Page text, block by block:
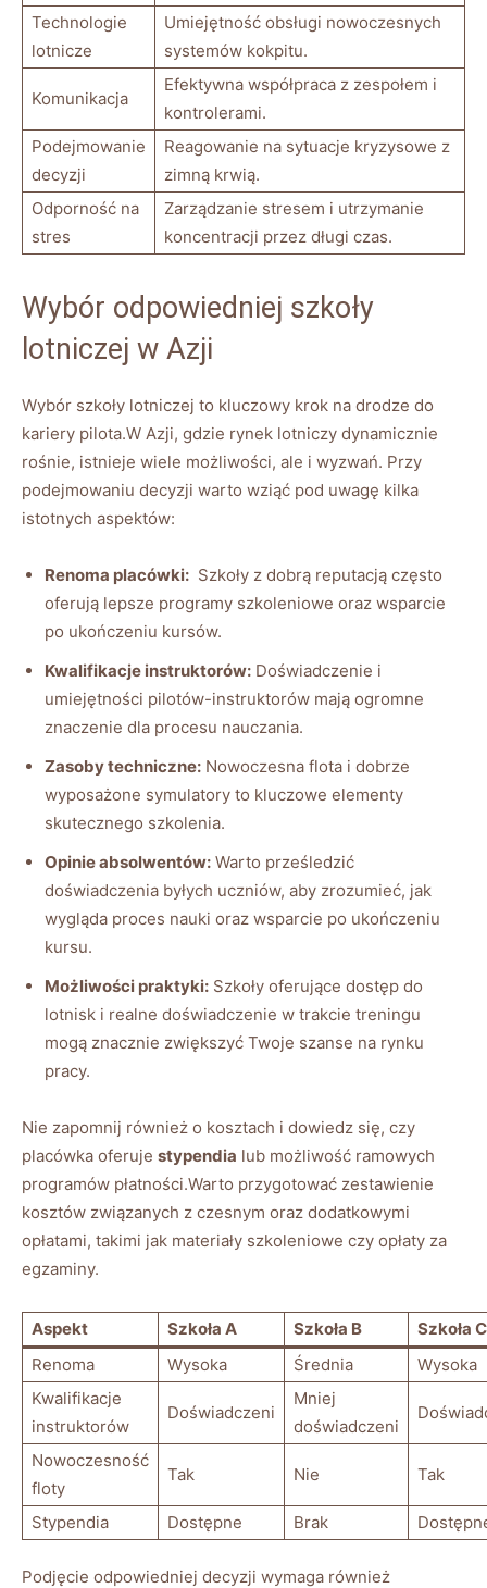
Technologie
lotnicze
Umiejętność obsługi⁤ nowoczesnych
systemów kokpitu.
Komunikacja
Efektywna ​współpraca z​ zespołem i
‍kontrolerami.
Podejmowanie
decyzji
Reagowanie‍ na ​sytuacje kryzysowe z
zimną krwią.
Odporność ⁢na‌
stres
Zarządzanie⁤ stresem ⁣i ​utrzymanie
koncentracji przez⁣ długi ​czas.
Wybór odpowiedniej szkoły
lotniczej w⁢ Azji
Wybór⁤ szkoły lotniczej to kluczowy krok na drodze do
kariery pilota.W Azji, gdzie rynek lotniczy dynamicznie
rośnie, istnieje wiele​ możliwości, ale‍ i wyzwań. ⁢Przy
podejmowaniu ‌decyzji ⁤warto wziąć​ pod uwagę kilka
istotnych aspektów:
Renoma placówki: ⁢ Szkoły z dobrą ⁣reputacją⁣ często
oferują lepsze ​programy ‌szkoleniowe oraz‍ wsparcie
po ukończeniu⁣ kursów.
Kwalifikacje ⁤instruktorów: Doświadczenie i
umiejętności pilotów-instruktorów mają ogromne
znaczenie dla procesu nauczania.
Zasoby techniczne: Nowoczesna flota‌ i dobrze
wyposażone symulatory to kluczowe elementy ​
skutecznego szkolenia.
Opinie absolwentów: Warto prześledzić
doświadczenia⁢ byłych uczniów, aby zrozumieć, ‌jak
wygląda proces nauki oraz wsparcie⁢ po ukończeniu ​
kursu.
Możliwości praktyki: Szkoły oferujące dostęp do
lotnisk ​i realne doświadczenie w trakcie‌ treningu
mogą znacznie zwiększyć Twoje szanse na rynku
pracy.
Nie zapomnij również o kosztach i dowiedz ⁣się, czy
placówka oferuje​ stypendia lub możliwość ramowych
programów płatności.Warto przygotować zestawienie
kosztów ​związanych⁢ z czesnym oraz dodatkowymi
opłatami, ‌takimi jak ‌materiały szkoleniowe czy ‍opłaty za
egzaminy.
Aspekt Szkoła A Szkoła B
Szkoła C
Renoma
Wysoka Średnia
Wysoka
Kwalifikacje
instruktorów
Doświadczeni
Mniej
doświadczeni
Nowoczesność
floty
Tak Nie Tak
Stypendia Dostępne Brak
Podjęcie odpowiedniej decyzji ‍wymaga⁣ również